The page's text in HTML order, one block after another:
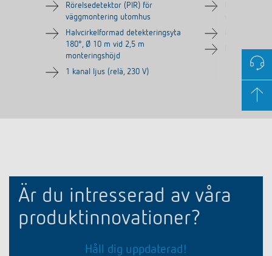
Rörelsedetektor (PIR) för
väggmontering utomhus
Halvcirkelformad detekteringsyta
180°, Ø 10 m vid 2,5 m
monteringshöjd
1 kanal ljus (relä, 230 V)
För
Är du intresserad av våra
produktinnovationer?
Håll dig uppdaterad!